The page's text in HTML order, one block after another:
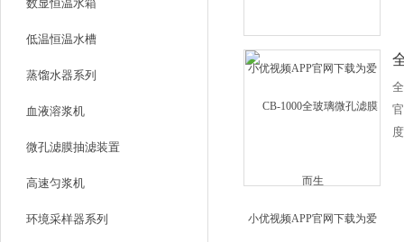
数显恒温水箱
低温恒温水槽
蒸馏水器系列
血液溶浆机
微孔滤膜抽滤装置
高速匀浆机
环境采样器系列
作
设
校
制